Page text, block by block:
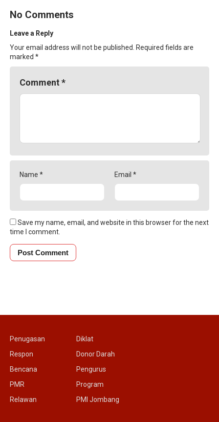
No Comments
Leave a Reply
Your email address will not be published.
Required fields are
marked *
Comment *
Name * Email *
Save my name, email, and website in this browser for the next
time I comment.
Penugasan
Respon
Bencana
PMR
Relawan
Diklat
Donor Darah
Pengurus
Program
PMI Jombang